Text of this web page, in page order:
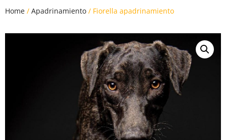
Home / Apadrinamiento / Fiorella apadrinamiento